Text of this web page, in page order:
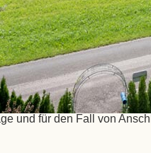
Telefon, E-
Die nachfolgenden
lassen, werden
und für den Fall von